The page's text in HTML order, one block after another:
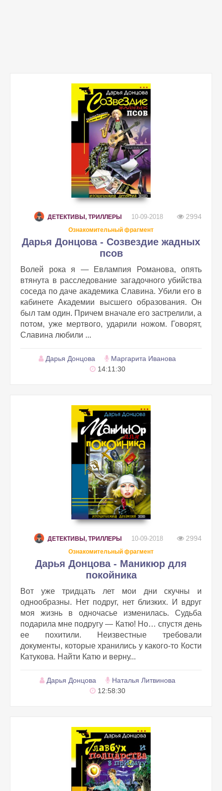
ДЕТЕКТИВЫ, ТРИЛЛЕРЫ 10-09-2018 2994
Ознакомительный фрагмент
Дарья Донцова - Созвездие жадных
псов
Волей рока я — Евлампия Романова, опять
втянута в расследование загадочного убийства
соседа по даче академика Славина. Убили его в
кабинете Академии высшего образования. Он
был там один. Причем вначале его застрелили, а
потом, уже мертвого, ударили ножом. Говорят,
Славина любили ...
Дарья Донцова
Маргарита Иванова
14:11:30
ДЕТЕКТИВЫ, ТРИЛЛЕРЫ 10-09-2018 2994
Ознакомительный фрагмент
Дарья Донцова - Маникюр для
покойника
Вот уже тридцать лет мои дни скучны и
однообразны. Нет подруг, нет близких. И вдруг
моя жизнь в одночасье изменилась. Судьба
подарила мне подругу — Катю! Но… спустя день
ее похитили. Неизвестные требовали
документы, которые хранились у какого-то Кости
Катукова. Найти Катю и верну...
Дарья Донцова
Наталья Литвинова
12:58:30